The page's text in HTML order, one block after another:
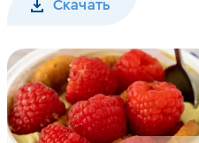
Скачать